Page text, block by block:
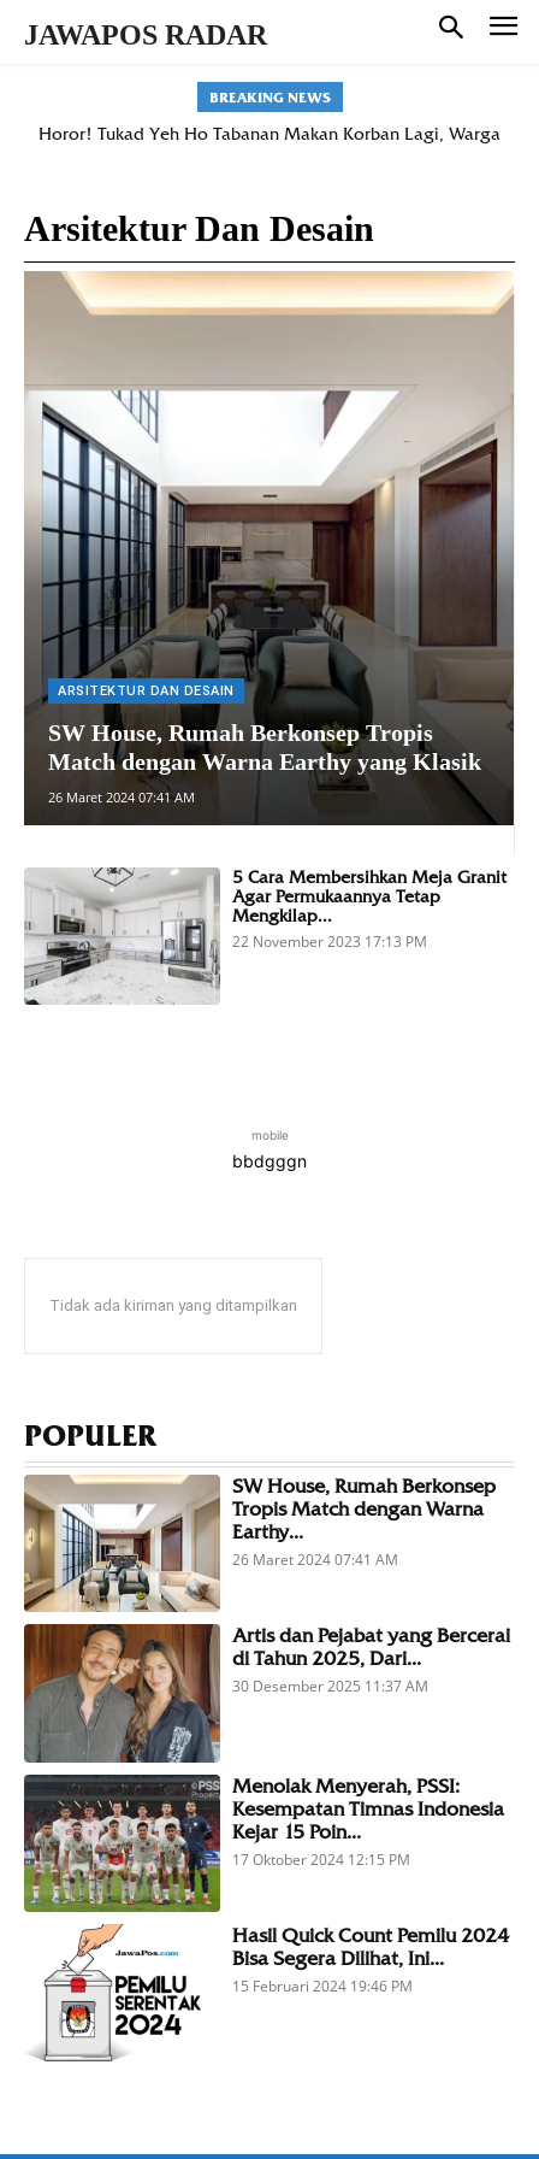
JAWAPOS RADAR
BREAKING NEWS
Horor! Tukad Yeh Ho Tabanan Makan Korban Lagi, Warga
Arsitektur Dan Desain
ARSITEKTUR DAN DESAIN
SW House, Rumah Berkonsep Tropis
Match dengan Warna Earthy yang Klasik
26 Maret 2024 07:41 AM
5 Cara Membersihkan Meja Granit
Agar Permukaannya Tetap
Mengkilap...
22 November 2023 17:13 PM
mobile
bbdgggn
Tidak ada kiriman yang ditampilkan
POPULER
SW House, Rumah Berkonsep
Tropis Match dengan Warna
Earthy...
26 Maret 2024 07:41 AM
Artis dan Pejabat yang Bercerai
di Tahun 2025, Dari...
30 Desember 2025 11:37 AM
Menolak Menyerah, PSSI:
Kesempatan Timnas Indonesia
Kejar 15 Poin...
17 Oktober 2024 12:15 PM
Hasil Quick Count Pemilu 2024
Bisa Segera Dilihat, Ini...
15 Februari 2024 19:46 PM